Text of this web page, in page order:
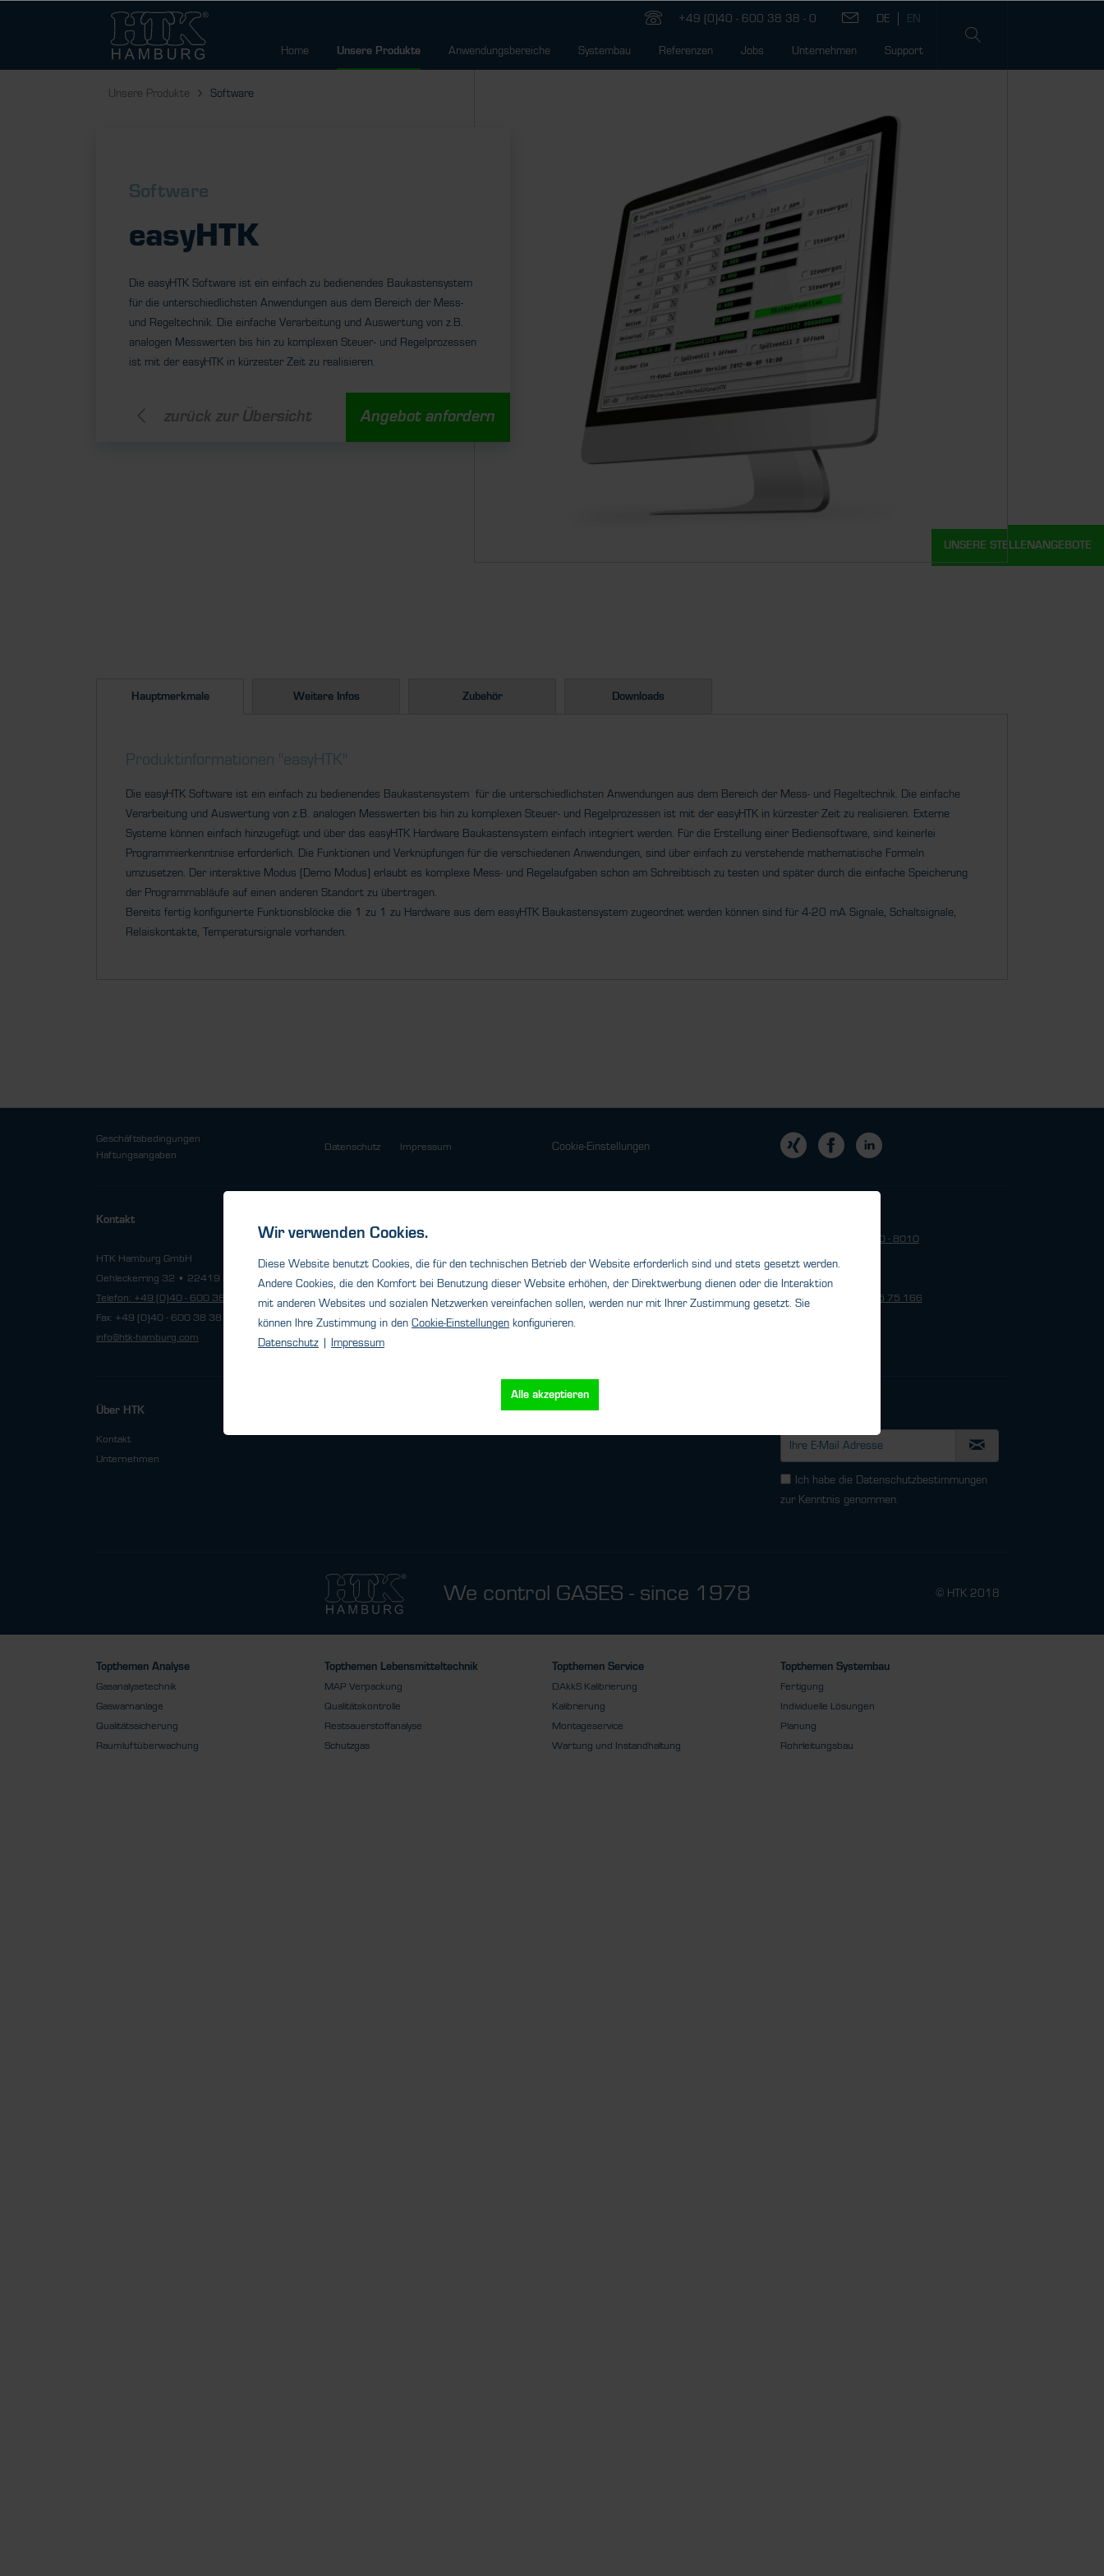
+49 (0)40 - 600 38 38 - 0
Home Unsere Produkte Anwendungsbereiche Systembau Referenzen Jobs Unternehmen Support
Unsere Produkte Software
Software
easyHTK
Die easyHTK Software ist ein einfach zu bedienendes Baukastensystem
für die unterschiedlichsten Anwendungen aus dem Bereich der Mess-
und Regeltechnik. Die einfache Verarbeitung und Auswertung von z.B.
analogen Messwerten bis hin zu komplexen Steuer- und Regelprozessen
ist mit der easyHTK in kürzester Zeit zu realisieren.
zurück zur Übersicht Angebot anfordern
Hauptmerkmale Weitere Infos Zubehör Downloads
Produktinformationen "easyHTK"
Die easyHTK Software ist ein einfach zu bedienendes Baukastensystem für die unterschiedlichsten Anwendungen aus dem Bereich der Mess- und Regeltechnik. Die einfache
Verarbeitung und Auswertung von z.B. analogen Messwerten bis hin zu komplexen Steuer- und Regelprozessen ist mit der easyHTK in kürzester Zeit zu realisieren. Externe
Systeme können einfach hinzugefügt und über das easyHTK Hardware Baukastensystem einfach integriert werden. Für die Erstellung einer Bediensoftware, sind keinerlei
Programmierkenntnise erforderlich. Die Funktionen und Verknüpfungen für die verschiedenen Anwendungen, sind über einfach zu verstehende mathematische Formeln
umzusetzen. Der interaktive Modus (Demo Modus) erlaubt es komplexe Mess- und Regelaufgaben schon am Schreibtisch zu testen und später durch die einfache Speicherung
der Programmabläufe auf einen anderen Standort zu übertragen.
Bereits fertig konfigurierte Funktionsblöcke die 1 zu 1 zu Hardware aus dem easyHTK Baukastensystem zugeordnet werden können sind für 4-20 mA Signale, Schaltsignale,
Relaiskontakte, Temperatursignale vorhanden.
Geschäftsbedingungen
Haftungsangaben
Datenschutz Impressum Cookie-Einstellungen
Kontakt
HTK Hamburg GmbH
Oehleckerring 32 • 22419 Hamburg
Telefon: +49 (0)40 - 600 38 38 - 0
Fax: +49 (0)40 - 600 38 38 - 99
info@htk-hamburg.com
Telefon: +49 (0)30 - 47 08 99 - 65
berlin@htk-hamburg.com
HTK Office Nordrhein-Westfalen
Telefon: +49 (0)211 - 69 16 84 - 86
nrw@htk-hamburg.com
frankfurt@htk-hamburg.com
HTK Office München
Telefon: +1 - 803 - 270 - 8010
HTK Office Brasilien
Telefon: +55-21-99 55 75 166
Über HTK
Kontakt
Unternehmen
Ich habe die Datenschutzbestimmungen
zur Kenntnis genommen.
We control GASES - since 1978 © HTK 2018
Topthemen Analyse
Gasanalysetechnik
Gaswarnanlage
Qualitätssicherung
Raumluftüberwachung
Topthemen Lebensmitteltechnik
MAP Verpackung
Qualitätskontrolle
Restsauerstoffanalyse
Schutzgas
Topthemen Service
DAkkS Kalibrierung
Kalibrierung
Montageservice
Wartung und Instandhaltung
Topthemen Systembau
Fertigung
Individuelle Lösungen
Planung
Rohrleitungsbau
UNSERE STELLENANGEBOTE
Wir verwenden Cookies.
Diese Website benutzt Cookies, die für den technischen Betrieb der Website erforderlich sind und stets gesetzt werden.
Andere Cookies, die den Komfort bei Benutzung dieser Website erhöhen, der Direktwerbung dienen oder die Interaktion
mit anderen Websites und sozialen Netzwerken vereinfachen sollen, werden nur mit Ihrer Zustimmung gesetzt. Sie
können Ihre Zustimmung in den Cookie-Einstellungen konfigurieren.
Datenschutz
Impressum
Alle akzeptieren